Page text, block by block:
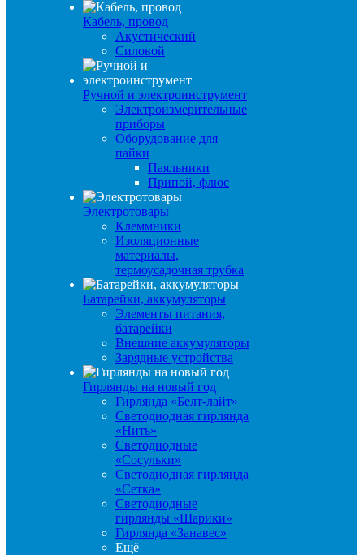
Кабель, провод
Акустический
Силовой
Ручной и электроинструмент
Электроизмерительные
приборы
Оборудование для
пайки
Паяльники
Припой, флюс
Электротовары
Клеммники
Изоляционные
материалы,
термоусадочная трубка
Батарейки, аккумуляторы
Элементы питания,
батарейки
Внешние аккумуляторы
Зарядные устройства
Гирлянды на новый год
Гирлянда «Белт-лайт»
Светодиодная гирлянда
«Нить»
Светодиодные
«Сосульки»
Светодиодная гирлянда
«Сетка»
Светодиодные
гирлянды «Шарики»
Гирлянда «Занавес»
Ещё